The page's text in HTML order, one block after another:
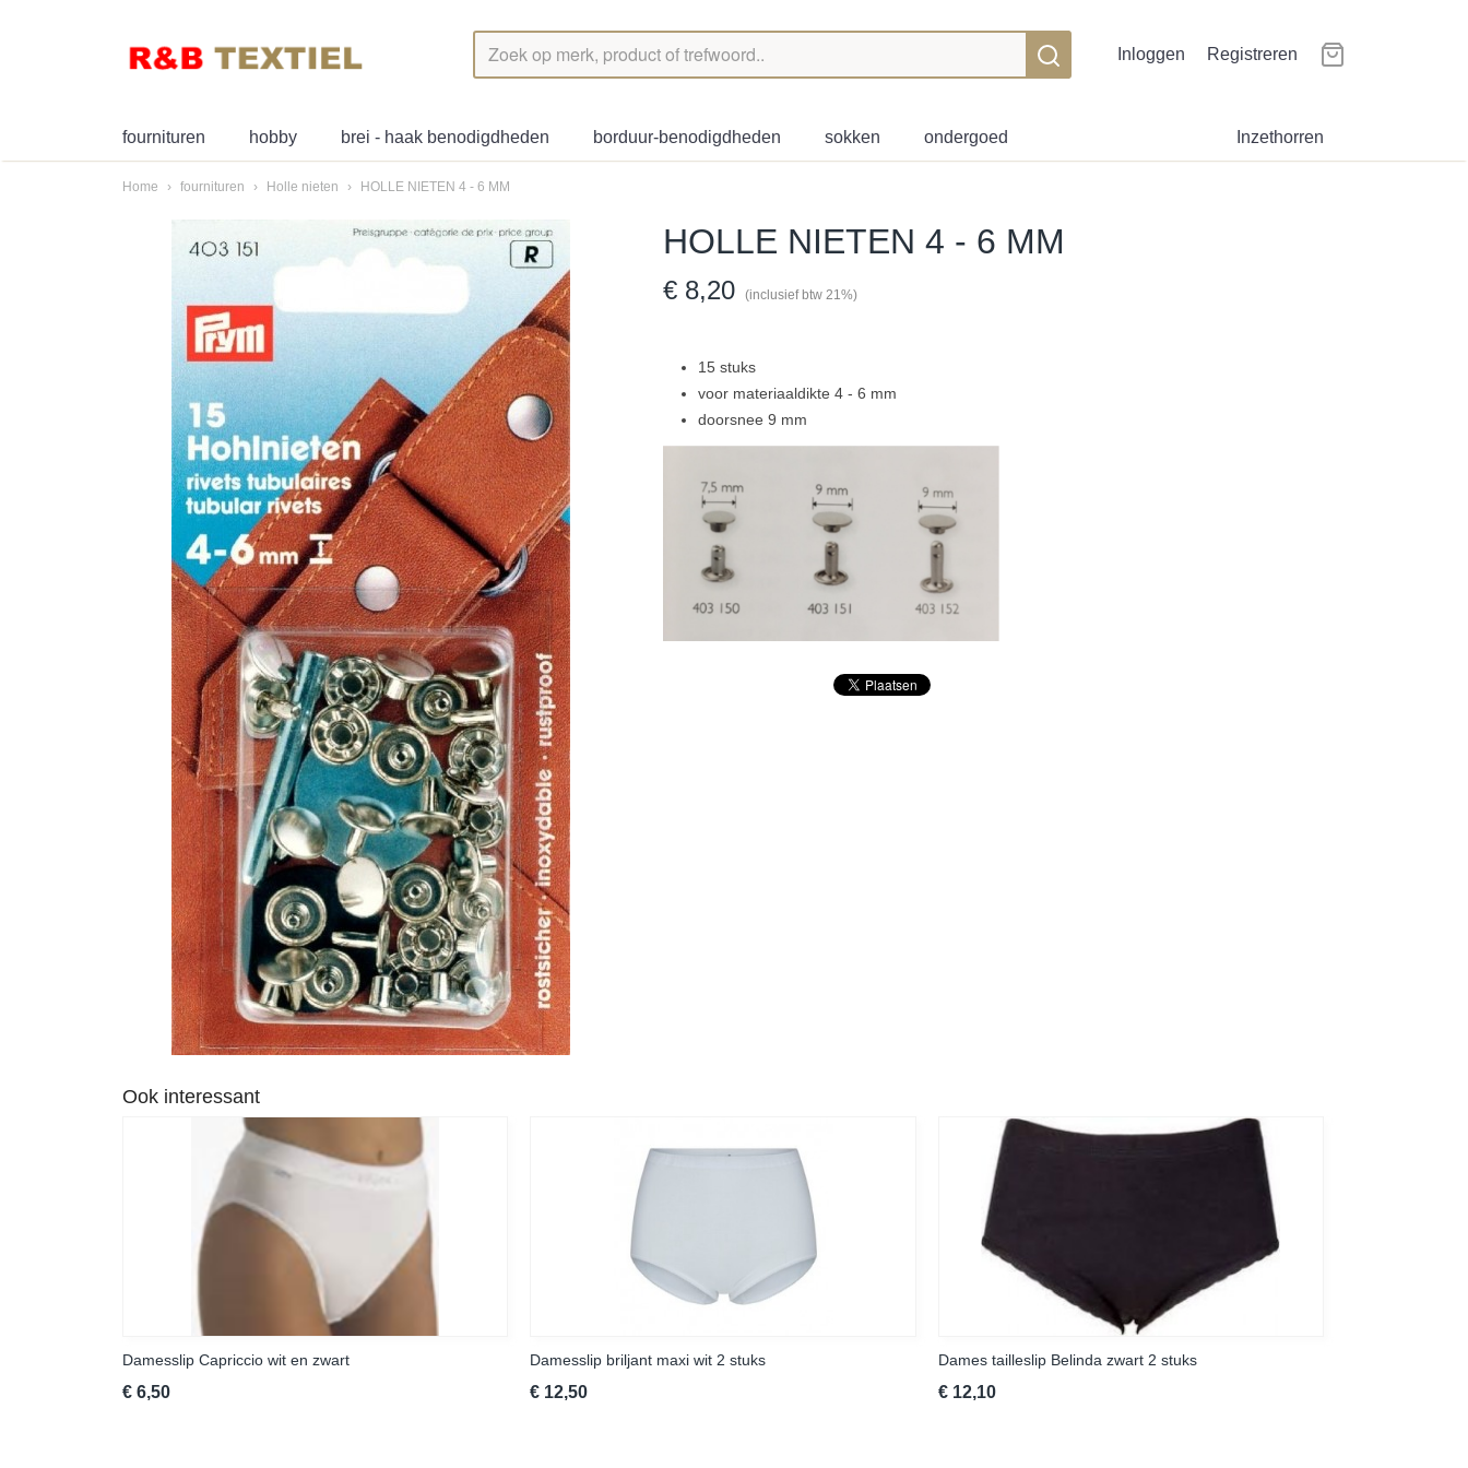
Inloggen Registreren
Inzethorren
fournituren hobby brei - haak benodigdheden borduur-benodigdheden sokken ondergoed
Home › fournituren › Holle nieten › HOLLE NIETEN 4 - 6 MM
HOLLE NIETEN 4 - 6 MM
€ 8,20 (inclusief btw 21%)
15 stuks
voor materiaaldikte 4 - 6 mm
doorsnee 9 mm
Ook interessant
Damesslip Capriccio wit en zwart
€ 6,50
Damesslip briljant maxi wit 2 stuks
€ 12,50
Dames tailleslip Belinda zwart 2 stuks
€ 12,10